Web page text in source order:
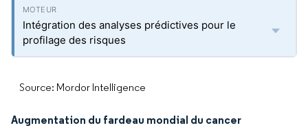
Intégration des analyses prédictives pour le
profilage des risques
Source: Mordor Intelligence
Augmentation du fardeau mondial du cancer